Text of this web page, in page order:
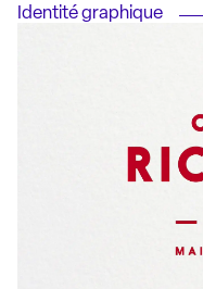
Identité graphique